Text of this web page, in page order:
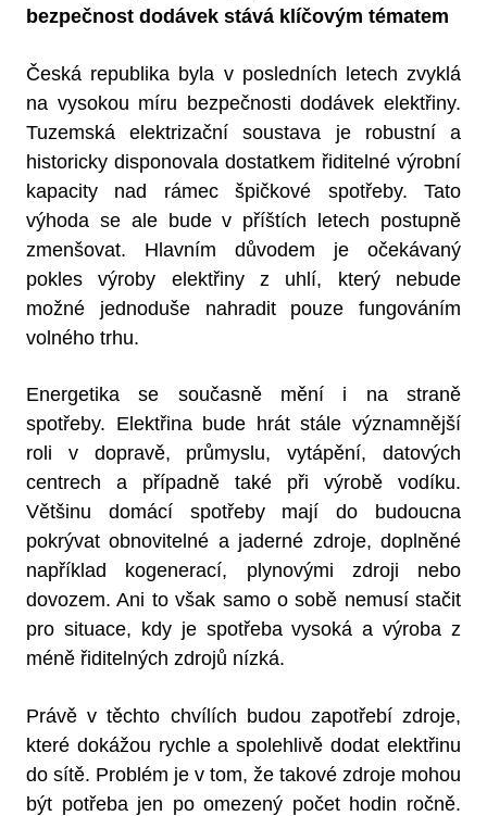
bezpečnost dodávek stává klíčovým tématem
Česká republika byla v posledních letech zvyklá
na vysokou míru bezpečnosti dodávek elektřiny.
Tuzemská elektrizační soustava je robustní a
historicky disponovala dostatkem řiditelné výrobní
kapacity nad rámec špičkové spotřeby. Tato
výhoda se ale bude v příštích letech postupně
zmenšovat. Hlavním důvodem je očekávaný
pokles výroby elektřiny z uhlí, který nebude
možné jednoduše nahradit pouze fungováním
volného trhu.
Energetika se současně mění i na straně
spotřeby. Elektřina bude hrát stále významnější
roli v dopravě, průmyslu, vytápění, datových
centrech a případně také při výrobě vodíku.
Většinu domácí spotřeby mají do budoucna
pokrývat obnovitelné a jaderné zdroje, doplněné
například kogenerací, plynovými zdroji nebo
dovozem. Ani to však samo o sobě nemusí stačit
pro situace, kdy je spotřeba vysoká a výroba z
méně řiditelných zdrojů nízká.
Právě v těchto chvílích budou zapotřebí zdroje,
které dokážou rychle a spolehlivě dodat elektřinu
do sítě. Problém je v tom, že takové zdroje mohou
být potřeba jen po omezený počet hodin ročně.